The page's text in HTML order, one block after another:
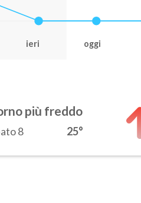
ieri oggi
più freddo
8 25°